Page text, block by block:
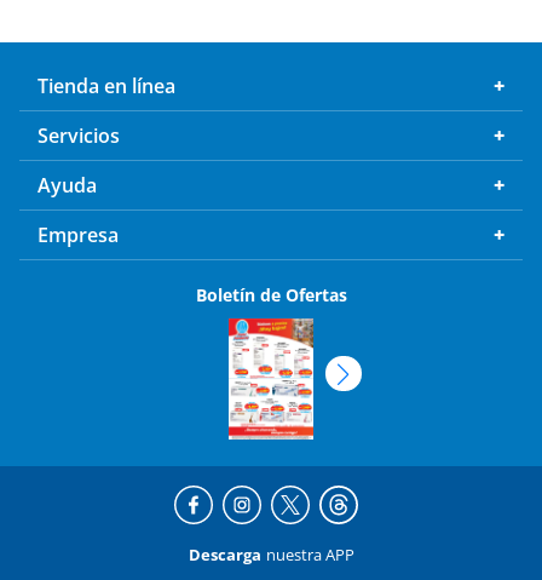
Tienda en línea
Servicios
Ayuda
Empresa
Boletín de Ofertas
Descarga nuestra APP